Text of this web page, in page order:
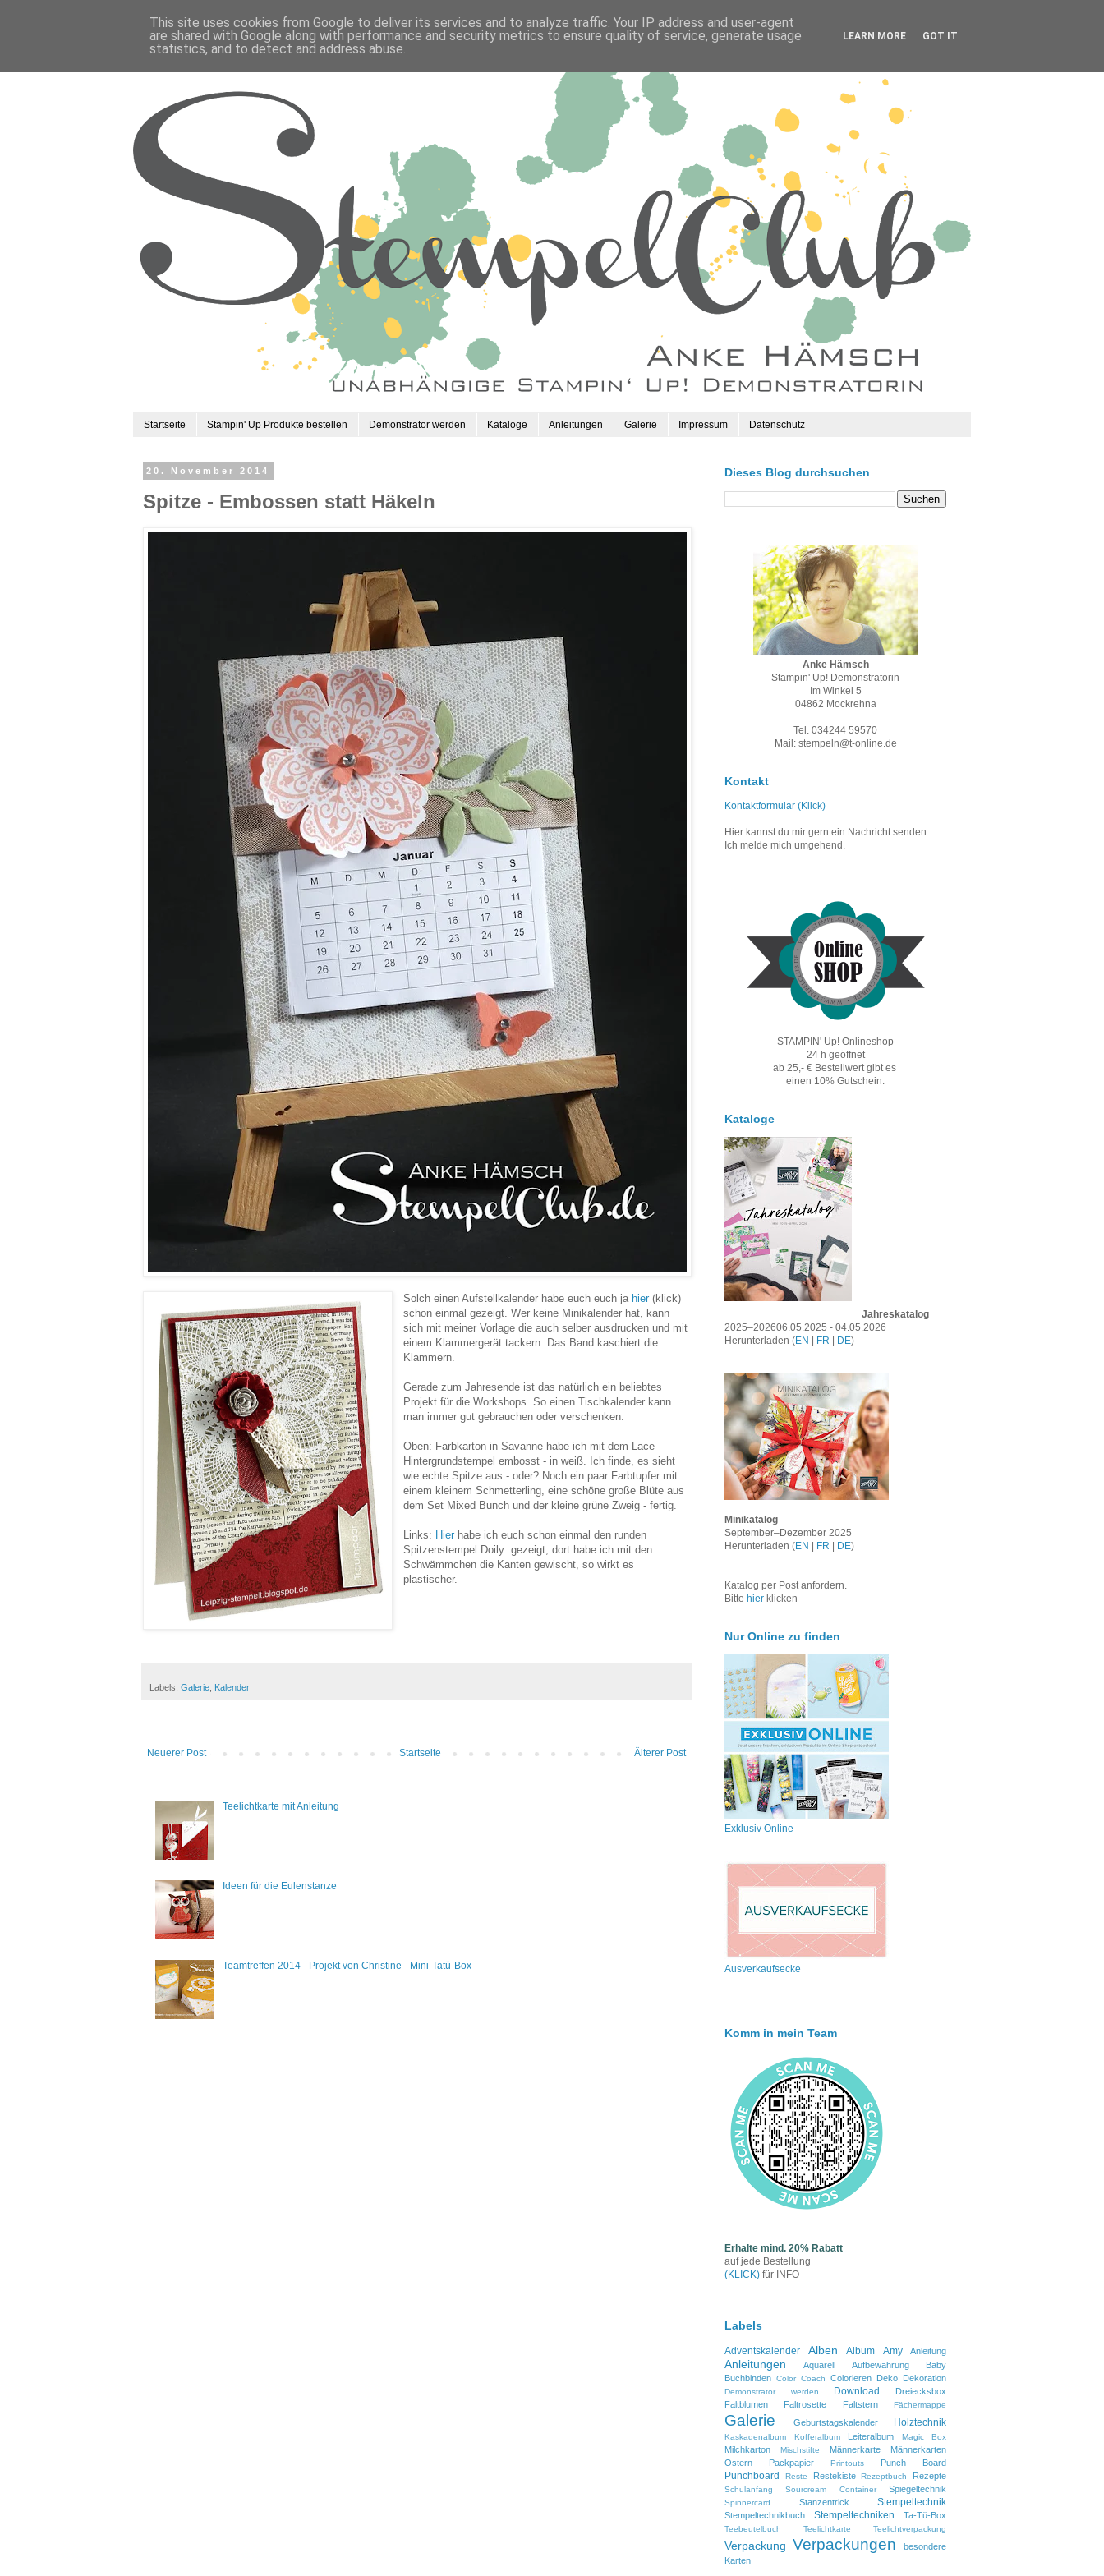
Startseite Stampin' Up Produkte bestellen Demonstrator werden Kataloge Anleitungen Galerie Impressum Datenschutz
20. November 2014
Spitze - Embossen statt Häkeln
Solch einen Aufstellkalender habe euch euch ja hier (klick)
schon einmal gezeigt. Wer keine Minikalender hat, kann
sich mit meiner Vorlage die auch selber ausdrucken und mit
einem Klammergerät tackern. Das Band kaschiert die
Klammern.
Gerade zum Jahresende ist das natürlich ein beliebtes
Projekt für die Workshops. So einen Tischkalender kann
man immer gut gebrauchen oder verschenken.
Oben: Farbkarton in Savanne habe ich mit dem Lace
Hintergrundstempel embosst - in weiß. Ich finde, es sieht
wie echte Spitze aus - oder? Noch ein paar Farbtupfer mit
einem kleinem Schmetterling, eine schöne große Blüte aus
dem Set Mixed Bunch und der kleine grüne Zweig - fertig.
Links: Hier habe ich euch schon einmal den runden
Spitzenstempel Doily gezeigt, dort habe ich mit den
Schwämmchen die Kanten gewischt, so wirkt es
plastischer.
Labels: Galerie Kalender
Neuerer Post Älterer Post
Startseite
Teelichtkarte mit Anleitung
Ideen für die Eulenstanze
Teamtreffen 2014 - Projekt von Christine - Mini-Tatü-Box
Dieses Blog durchsuchen
Anke Hämsch
Stampin' Up! Demonstratorin
Im Winkel 5
04862 Mockrehna
Tel. 034244 59570
Mail: stempeln@t-online.de
Kontakt
Kontaktformular (Klick)
Hier kannst du mir gern ein Nachricht senden.
Ich melde mich umgehend.
STAMPIN' Up! Onlineshop
24 h geöffnet
ab 25,- € Bestellwert gibt es
einen 10% Gutschein.
Kataloge
Jahreskatalog
2025–202606.05.2025 - 04.05.2026
Herunterladen (EN FR DE)
Minikatalog
September–Dezember 2025
Herunterladen (EN FR DE)
Katalog per Post anfordern.
Bitte hier klicken
Nur Online zu finden
Exklusiv Online
Ausverkaufsecke
Komm in mein Team
Erhalte mind. 20% Rabatt
auf jede Bestellung
(KLICK) für INFO
Labels
Adventskalender Alben Album Amy Anleitung
Anleitungen Aquarell Aufbewahrung
Baby
Buchbinden Color Coach Colorieren Deko Dekoration
Demonstrator werden Download
Dreiecksbox
Faltblumen
Faltrosette Faltstern Fächermappe
Galerie Geburtstagskalender Holztechnik
Kaskadenalbum Kofferalbum Leiteralbum Magic Box
Milchkarton Mischstifte Männerkarte
Männerkarten
Ostern
Packpapier Printouts Punch Board
Punchboard Reste Restekiste Rezeptbuch Rezepte
Schulanfang Sourcream Container Spiegeltechnik
Spinnercard Stanzentrick Stempeltechnik
Stempeltechnikbuch Stempeltechniken Ta-Tü-Box
Teebeutelbuch Teelichtkarte Teelichtverpackung
Verpackung Verpackungen
besondere
Karten
This site uses cookies from Google to deliver its services and to analyze traffic. Your IP address and user-agent
are shared with Google along with performance and security metrics to ensure quality of service, generate usage
statistics, and to detect and address abuse.
LEARN MORE GOT IT